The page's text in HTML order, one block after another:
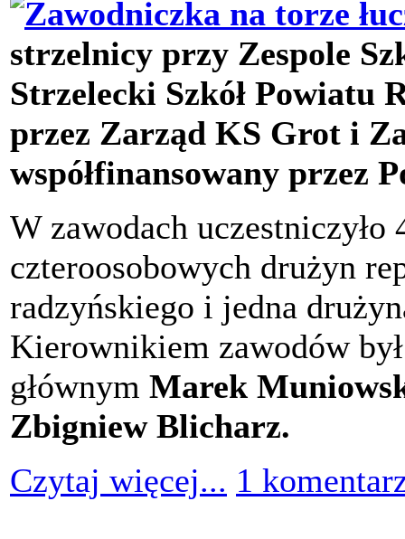
strzelnicy przy Zespole
Strzelecki Szkół Powiatu
przez Zarząd KS Grot i
współfinansowany przez
W zawodach
czteroosobowych drużyn
radzyńskiego i jedna
Kierownikiem zawodów
głównym Marek
Zbigniew Blicharz.
Czytaj więcej... 1